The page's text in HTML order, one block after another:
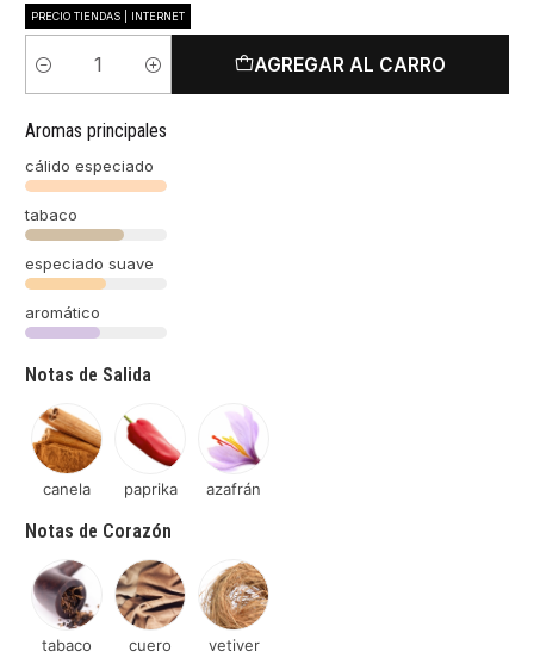
PRECIO TIENDAS | INTERNET
Cantidad
AGREGAR AL CARRO
Aromas principales
cálido especiado
tabaco
especiado suave
aromático
Notas de Salida
canela paprika azafrán
Notas de Corazón
tabaco cuero vetiver